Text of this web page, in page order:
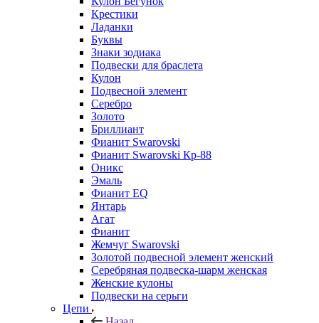
Крестики
Ладанки
Буквы
Знаки зодиака
Подвески для браслета
Кулон
Подвесной элемент
Серебро
Золото
Бриллиант
Фианит Swarovski
Фианит Swarovski Кр-88
Оникс
Эмаль
Фианит EQ
Янтарь
Агат
Фианит
Жемчуг Swarovski
Золотой подвесной элемент женcкий
Серебряная подвеска-шарм женская
Женские кулоны
Подвески на серьги
Цепи